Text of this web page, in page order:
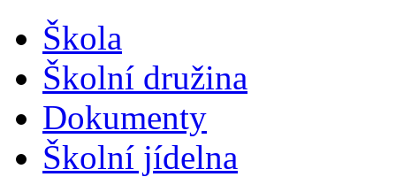
Škola
Školní družina
Dokumenty
Školní jídelna